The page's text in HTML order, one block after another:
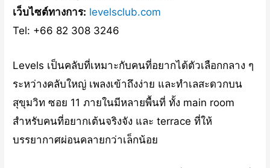
เว็บไซต์ทางการ: levelsclub.com
Tel: +66 82 308 3246
Levels เป็นคลับที่เหมาะกับคนที่อยากได้ตัวเลือกกลาง ๆ
ระหว่างคลับใหญ่ เพลงเข้าถึงง่าย และทำเลสะดวกบน
สุขุมวิท ซอย 11 ภายในมีหลายพื้นที่ ทั้ง main room
สำหรับคนที่อยากเต้นจริงจัง และ terrace ที่ให้
บรรยากาศผ่อนคลายกว่าเล็กน้อย